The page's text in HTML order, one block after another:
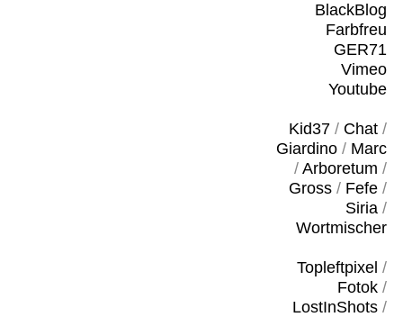
BlackBlog
Farbfreu
GER71
Vimeo
Youtube
Kid37/ Chat/
Giardino/ Marc
/ Arboretum /
Gross/ Fefe/
Siria/
Wortmischer
Topleftpixel /
Fotok/
LostInShots/